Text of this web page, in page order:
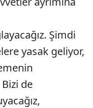
Şimdi
yasak geliyor,
Bizi de